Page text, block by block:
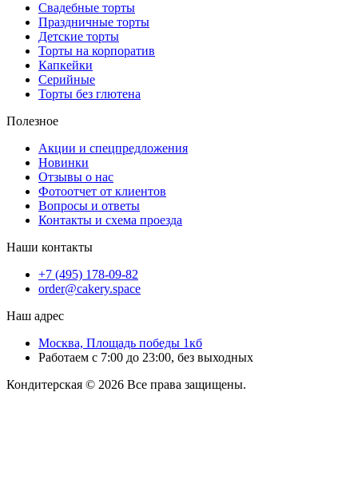
Свадебные торты
Праздничные торты
Детские торты
Торты на корпоратив
Капкейки
Серийные
Торты без глютена
Полезное
Акции и спецпредложения
Новинки
Отзывы о нас
Фотоотчет от клиентов
Вопросы и ответы
Контакты и схема проезда
Наши контакты
+7 (495) 178-09-82
order@cakery.space
Наш адрес
Москва, Площадь победы 1кб
Работаем с 7:00 до 23:00, без выходных
Кондитерская © 2026 Все права защищены.